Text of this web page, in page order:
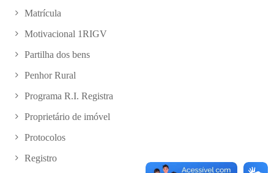
Matrícula
Motivacional 1RIGV
Partilha dos bens
Penhor Rural
Programa R.I. Registra
Proprietário de imóvel
Protocolos
Registro